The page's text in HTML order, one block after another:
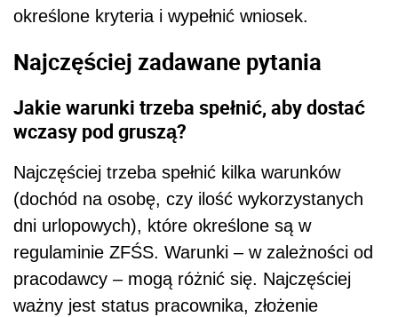
określone kryteria i wypełnić wniosek.
Najczęściej zadawane pytania
Jakie warunki trzeba spełnić, aby dostać
wczasy pod gruszą?
Najczęściej trzeba spełnić kilka warunków
(dochód na osobę, czy ilość wykorzystanych
dni urlopowych), które określone są w
regulaminie ZFŚS. Warunki – w zależności od
pracodawcy – mogą różnić się. Najczęściej
ważny jest status pracownika, złożenie